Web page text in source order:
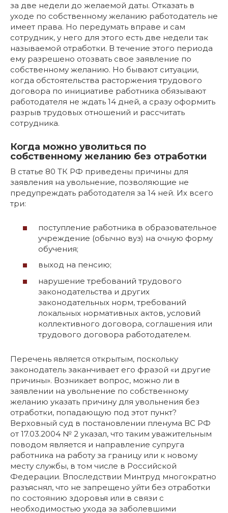
за две недели до желаемой даты. Отказать в
уходе по собственному желанию работодатель не
имеет права. Но передумать вправе и сам
сотрудник, у него для этого есть две недели так
называемой отработки. В течение этого периода
ему разрешено отозвать свое заявление по
собственному желанию. Но бывают ситуации,
когда обстоятельства расторжения трудового
договора по инициативе работника обязывают
работодателя не ждать 14 дней, а сразу оформить
разрыв трудовых отношений и рассчитать
сотрудника.
Когда можно уволиться по
собственному желанию без отработки
В статье 80 ТК РФ приведены причины для
заявления на увольнение, позволяющие не
предупреждать работодателя за 14 ней. Их всего
три:
поступление работника в образовательное
учреждение (обычно вуз) на очную форму
обучения;
выход на пенсию;
нарушение требований трудового
законодательства и других
законодательных норм, требований
локальных нормативных актов, условий
коллективного договора, соглашения или
трудового договора работодателем.
Перечень является открытым, поскольку
законодатель заканчивает его фразой «и другие
причины». Возникает вопрос, можно ли в
заявлении на увольнение по собственному
желанию указать причину для увольнения без
отработки, попадающую под этот пункт?
Верховный суд в постановлении пленума ВС РФ
от 17.03.2004 № 2 указал, что таким уважительным
поводом является и направление супруга
работника на работу за границу или к новому
месту службы, в том числе в Российской
Федерации. Впоследствии Минтруд многократно
разъяснял, что не запрещено уйти без отработки
по состоянию здоровья или в связи с
необходимостью ухода за заболевшими